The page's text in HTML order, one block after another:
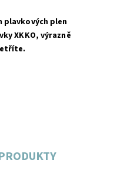
plavkových plen
XKKO, výrazně